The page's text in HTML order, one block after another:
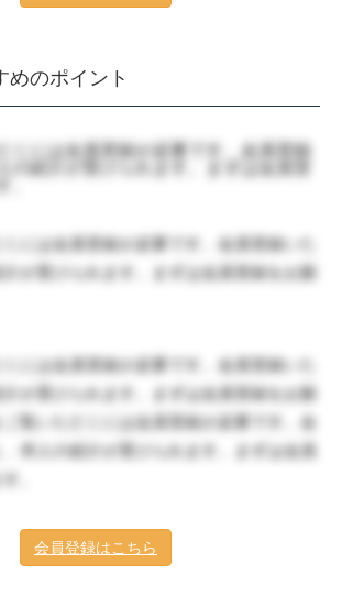
めのポイント
くには会員登録が必要です。会員登録
。
くには会員登録が必要です。会員登録いた
介が受けられます。まずは会員登録をお願
くには会員登録が必要です。会員登録いた
介が受けられます。まずは会員登録をお願
ご覧いただくには会員登録が必要です。会
求人の紹介が受けられます。まずは会員
。
会員登録はこちら